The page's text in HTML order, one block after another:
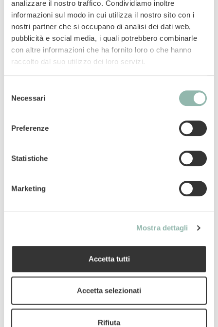
analizzare il nostro traffico. Condividiamo inoltre
informazioni sul modo in cui utilizza il nostro sito con i
nostri partner che si occupano di analisi dei dati web,
pubblicità e social media, i quali potrebbero combinarle
con altre informazioni che ha fornito loro o che hanno
raccolto dal suo utilizzo dei loro servizi.
delNecessari
Preferenze
Statistiche
Marketing
Mostra dettagli
Accetta tutti
Accetta selezionati
Rifiuta
zampe! Il gusto con Manzo contiene puro
malto aromatico e fibre di cellulosa che
supportano il benessere dell’apparato
gastrointestinale. Contiene vitamine e taurina,
ed è anche senza zuccheri aggiunti, aromi e
coloranti artificiali.
Codice ean: 4002064400747
Composizione
Additivi per 1 kg